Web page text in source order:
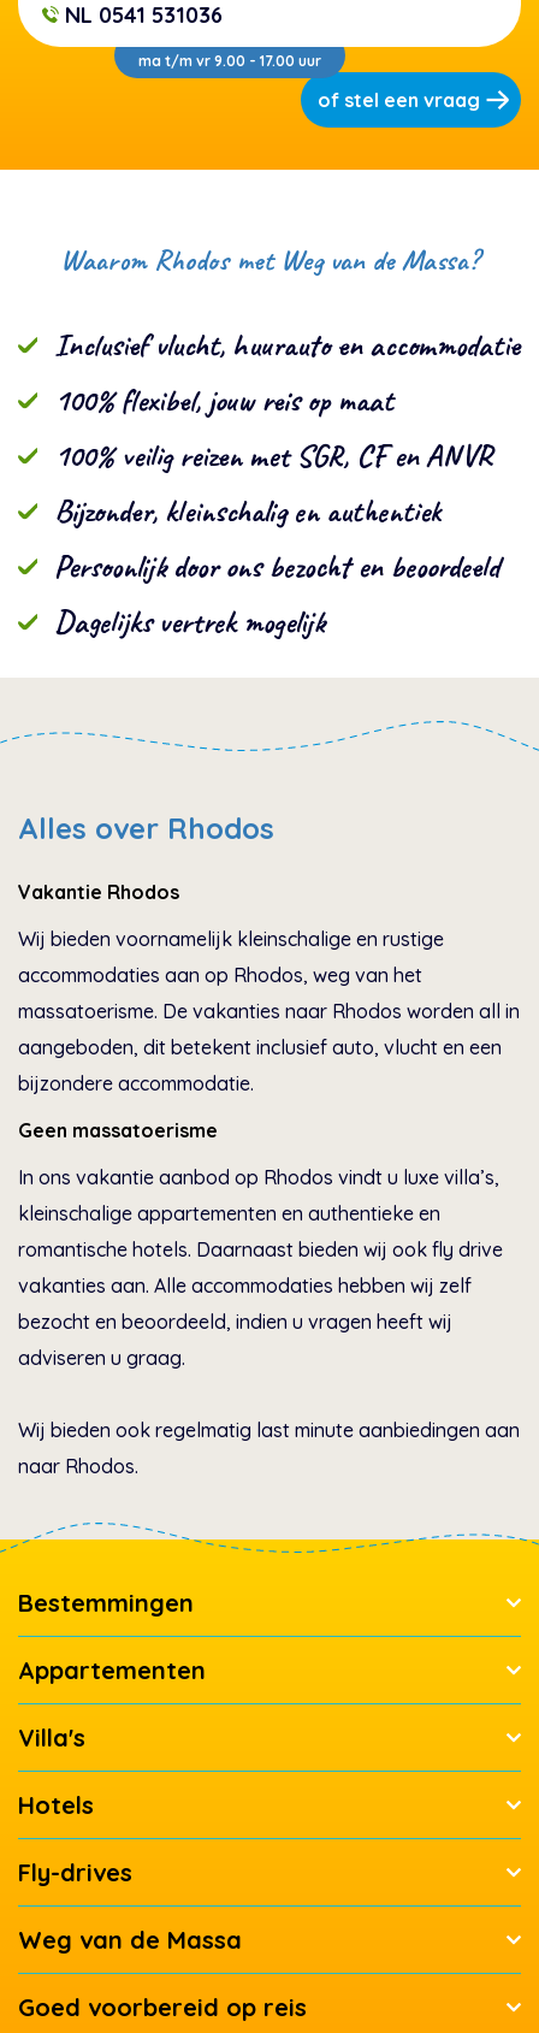
NL 0541 531036
ma t/m vr 9.00 - 17.00 uur
of stel een vraag
Waarom Rhodos met Weg van de Massa?
Inclusief vlucht, huurauto en accommodatie
100% flexibel, jouw reis op maat
100% veilig reizen met SGR, CF en ANVR
Bijzonder, kleinschalig en authentiek
Persoonlijk door ons bezocht en beoordeeld
Dagelijks vertrek mogelijk
Alles over Rhodos
Vakantie Rhodos
Wij bieden voornamelijk kleinschalige en rustige
accommodaties aan op Rhodos, weg van het
massatoerisme. De vakanties naar Rhodos worden all in
aangeboden, dit betekent inclusief auto, vlucht en een
bijzondere accommodatie.
Geen massatoerisme
In ons vakantie aanbod op Rhodos vindt u luxe villa’s,
kleinschalige appartementen en authentieke en
romantische hotels. Daarnaast bieden wij ook fly drive
vakanties aan. Alle accommodaties hebben wij zelf
bezocht en beoordeeld, indien u vragen heeft wij
adviseren u graag.
Wij bieden ook regelmatig last minute aanbiedingen aan
naar Rhodos.
Bestemmingen
Appartementen
Villa's
Hotels
Fly-drives
Weg van de Massa
Goed voorbereid op reis